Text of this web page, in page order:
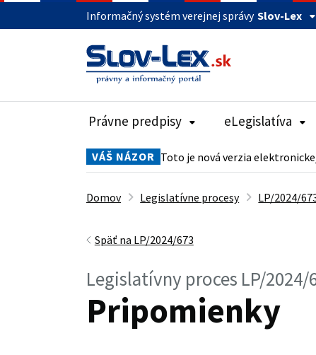
Informačný systém verejnej správy Slov-Lex
Právne predpisy eLegislatíva
VÁŠ NÁZOR Toto je nová verzia